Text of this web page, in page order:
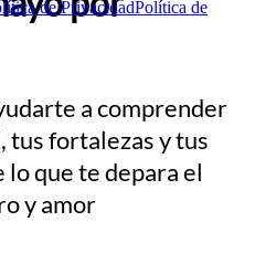
de PrivacidadPolítica de
a comprender
tus fortalezas y tus
que te depara el
y amor